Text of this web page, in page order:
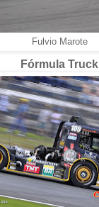
Fulvio Marote
Fórmula Truck